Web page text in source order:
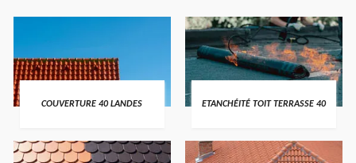
COUVERTURE 40 LANDES ETANCHÉITÉ TOIT TERRASSE 40